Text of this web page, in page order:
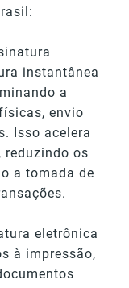
instantânea
a
envio
Isso acelera
reduzindo os
a tomada de
eletrônica
à impressão,